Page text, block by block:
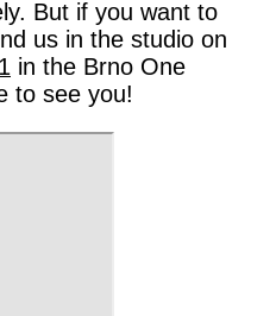
But if you want to
us in the studio on
in the Brno One
to see you!